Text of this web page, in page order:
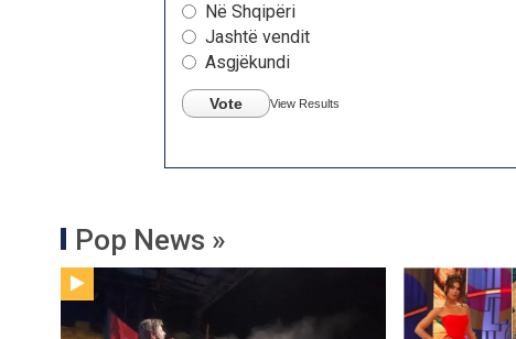
Në Shqipëri
Jashtë vendit
Asgjëkundi
Vote View Results
Pop News »